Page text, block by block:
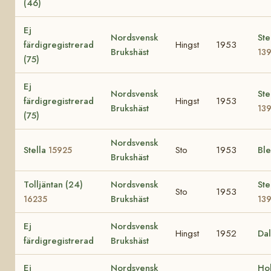
(46)
Ej
färdigregistrerad
(75)
Nordsvensk
Brukshäst
Hingst 1953
Ej
färdigregistrerad
(75)
Nordsvensk
Brukshäst
Hingst 1953
Stella 15925
Nordsvensk
Brukshäst
Sto 1953
Tolljäntan (24)
16235
Nordsvensk
Brukshäst
Sto 1953
Ej
färdigregistrerad
Nordsvensk
Brukshäst
Hingst 1952
Ej Nordsvensk